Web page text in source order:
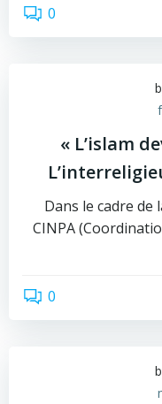
0
« L’islam
Dans le cadre de
CINPA
0